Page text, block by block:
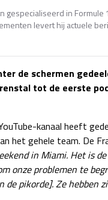
gespecialiseerd in
levert hij actuele
de schermen
tot de eerste
kanaal heeft
het gehele team. De
in Miami. Het is
onze problemen te
pikorde]. Ze hebben